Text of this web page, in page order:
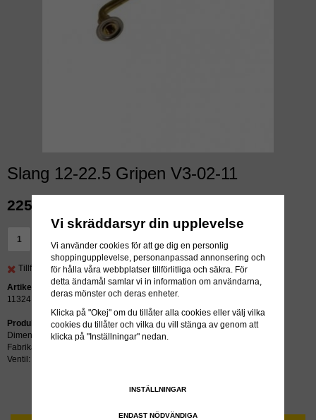
Slang 12-22.5 Gripen V3-02-11
225 kr
Tillfälligt slut.
Artikelnummer:
11324
Produktbeskrivning:
Dimension: 12-22.5
Fabrikat: Gripen
Ventil: V3-02-11
Vi skräddarsyr din upplevelse
Vi använder cookies för att ge dig en personlig
shoppingupplevelse, personanpassad annonsering och
för hålla våra webbplatser tillförlitliga och säkra. För
detta ändamål samlar vi in information om användarna,
deras mönster och deras enheter.
Klicka på "Okej" om du tillåter alla cookies eller välj vilka
cookies du tillåter och vilka du vill stänga av genom att
klicka på "Inställningar" nedan.
INSTÄLLNINGAR
ENDAST NÖDVÄNDIGA